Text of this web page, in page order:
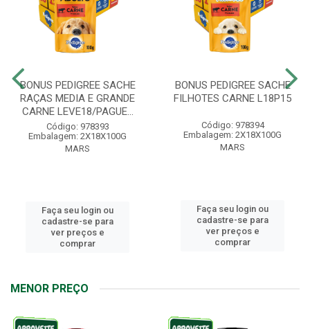
BONUS PEDIGREE SACHE
RAÇAS MEDIA E GRANDE
CARNE LEVE18/PAGUE...
Código: 978393
Embalagem: 2X18X100G
MARS
Faça seu login ou
cadastre-se para
ver preços e
comprar
BONUS PEDIGREE SACHE
FILHOTES CARNE L18P15
Código: 978394
Embalagem: 2X18X100G
MARS
Faça seu login ou
cadastre-se para
ver preços e
comprar
MENOR PREÇO